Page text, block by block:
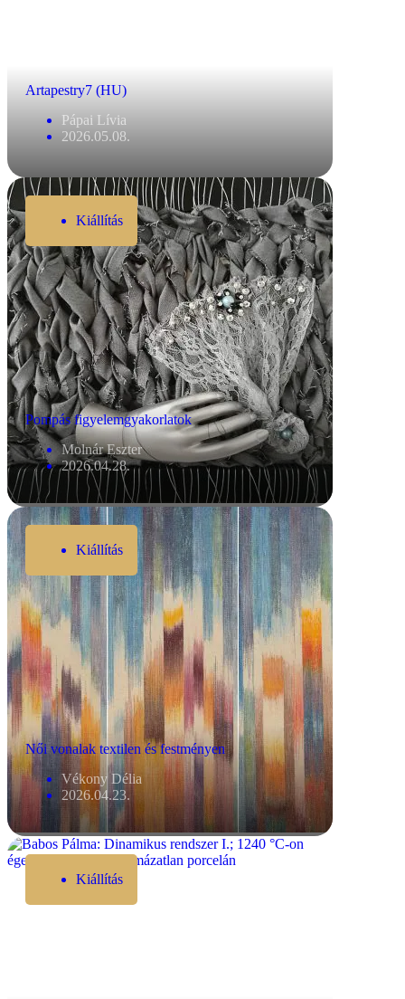
Artapestry7 (HU)
Pápai Lívia
2026.05.08.
Kiállítás
Pompás figyelemgyakorlatok
Molnár Eszter
2026.04.28.
Kiállítás
Női vonalak textilen és festményen
Vékony Délia
2026.04.23.
Kiállítás